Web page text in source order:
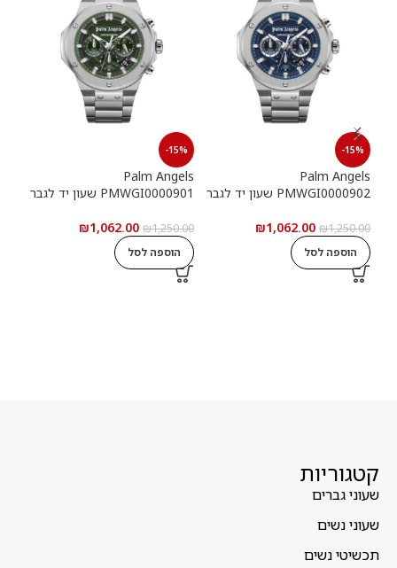
-15%
Palm Angels
PMWGI0000902 שעון יד לגבר
₪1,250.00
₪1,062.00
הוספה לסל
-15%
Palm Angels
PMWGI0000901 שעון יד לגבר
₪1,250.00
₪1,062.00
הוספה לסל
קטגוריות
שעוני גברים
שעוני נשים
תכשיטי נשים